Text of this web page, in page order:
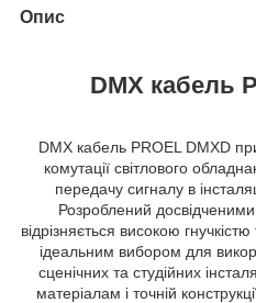
Опис
DMX кабель
DMX кабель PROEL DMXD
комутації світлового
передачу сигналу в
Розроблений
відрізняється високою
ідеальним вибором для
сценічних та студійних
матеріалам і точній